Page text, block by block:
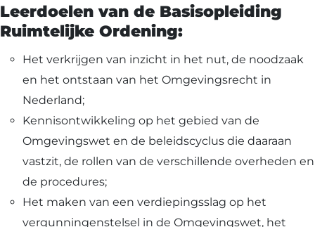
Leerdoelen van de Basisopleiding
Ruimtelijke Ordening:
Het verkrijgen van inzicht in het nut, de noodzaak
en het ontstaan van het Omgevingsrecht in
Nederland;
Kennisontwikkeling op het gebied van de
Omgevingswet en de beleidscyclus die daaraan
vastzit, de rollen van de verschillende overheden en
de procedures;
Het maken van een verdiepingsslag op het
vergunningenstelsel in de Omgevingswet, het